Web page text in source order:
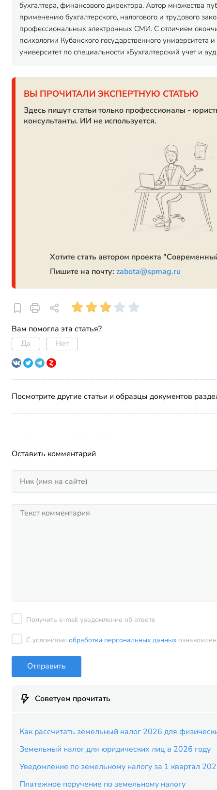
бухгалтера, финансового директора. Автор множества
применению бухгалтерского, налогового и трудового
профессиональных электронных СМИ. С отличием
психологии Кубанского государственного
университет по специальности «Бухгалтерский учет и
ВЫ ПРОЧИТАЛИ ЭКСПЕРТНУЮ СТАТЬЮ
Здесь пишут статьи только профессионалы -
консультанты. ИИ не используется.
Хотите стать автором проекта
Пишите на почту: zabota@spmag.ru
Вам помогла эта статья?
Да
Нет
Посмотрите другие статьи и образцы документов
Оставить комментарий
Получить e-mail уведомление об ответе
С условиями обработки персональных данных ознакомлен
Отправить
Советуем прочитать
Как рассчитать земельный налог 2026 для
Земельный налог для юридических лиц в 2026 году
Уведомление по земельному налогу за 1 квартал
Платежное поручение по земельному налогу